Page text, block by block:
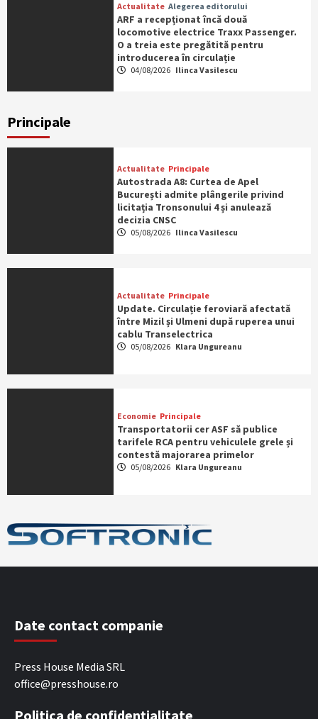
Actualitate Alegerea editorului
ARF a recepționat încă două
locomotive electrice Traxx Passenger.
O a treia este pregătită pentru
introducerea în circulație
04/08/2026 Ilinca Vasilescu
Principale
Actualitate Principale
Autostrada A8: Curtea de Apel
București admite plângerile privind
licitația Tronsonului 4 și anulează
decizia CNSC
05/08/2026 Ilinca Vasilescu
Actualitate Principale
Update. Circulație feroviară afectată
între Mizil și Ulmeni după ruperea unui
cablu Transelectrica
05/08/2026 Klara Ungureanu
Economie Principale
Transportatorii cer ASF să publice
tarifele RCA pentru vehiculele grele și
contestă majorarea primelor
05/08/2026 Klara Ungureanu
Date contact companie
Press House Media SRL
office@presshouse.ro
Politica de confidențialitate